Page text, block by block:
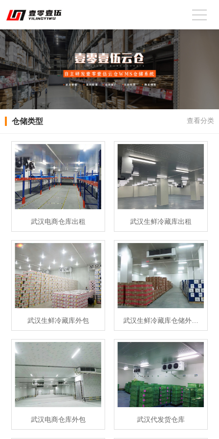
仓储类型 查看分类
武汉电商仓库出租 武汉生鲜冷藏库出租
武汉生鲜冷藏库外包 武汉生鲜冷藏库仓储外…
武汉电商仓库外包 武汉代发货仓库